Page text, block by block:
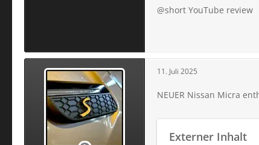
@short YouTube review
11. Juli 2025
NEUER Nissan Micra
Externer Inhalt